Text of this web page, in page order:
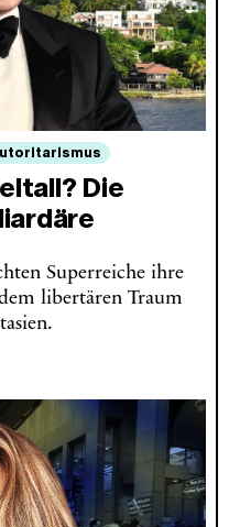
Die
Superreiche ihre
libertären Traum